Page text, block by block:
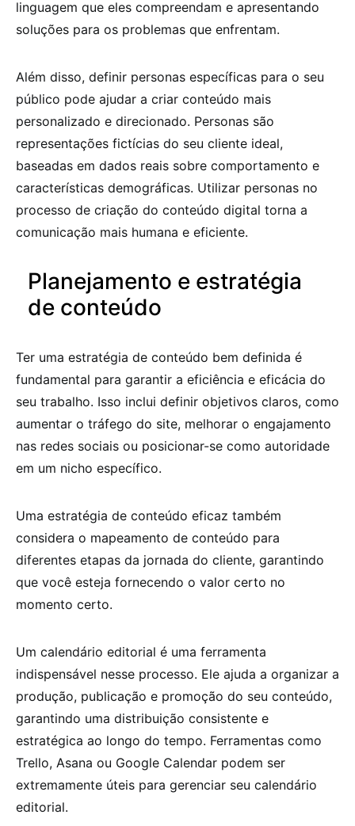
linguagem que eles compreendam e apresentando
soluções para os problemas que enfrentam.
Além disso, definir personas específicas para o seu
público pode ajudar a criar conteúdo mais
personalizado e direcionado. Personas são
representações fictícias do seu cliente ideal,
baseadas em dados reais sobre comportamento e
características demográficas. Utilizar personas no
processo de criação do conteúdo digital torna a
comunicação mais humana e eficiente.
Planejamento e estratégia
de conteúdo
Ter uma estratégia de conteúdo bem definida é
fundamental para garantir a eficiência e eficácia do
seu trabalho. Isso inclui definir objetivos claros, como
aumentar o tráfego do site, melhorar o engajamento
nas redes sociais ou posicionar-se como autoridade
em um nicho específico.
Uma estratégia de conteúdo eficaz também
considera o mapeamento de conteúdo para
diferentes etapas da jornada do cliente, garantindo
que você esteja fornecendo o valor certo no
momento certo.
Um calendário editorial é uma ferramenta
indispensável nesse processo. Ele ajuda a organizar a
produção, publicação e promoção do seu conteúdo,
garantindo uma distribuição consistente e
estratégica ao longo do tempo. Ferramentas como
Trello, Asana ou Google Calendar podem ser
extremamente úteis para gerenciar seu calendário
editorial.